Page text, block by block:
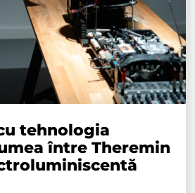
tehnologia
între Theremin